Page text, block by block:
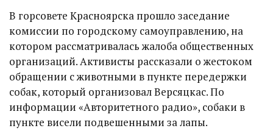
В горсовете Красноярска прошло заседание
комиссии по городскому самоуправлению, на
котором рассматривалась жалоба общественных
организаций. Активисты рассказали о жестоком
обращении с животными в пункте передержки
собак, который организовал Версяцкас. По
информации «Авторитетного радио», собаки в
пункте висели подвешенными за лапы.